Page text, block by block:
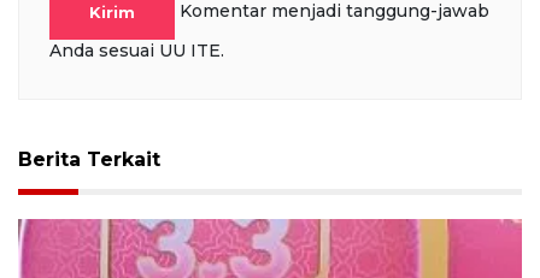
Kirim
Komentar menjadi tanggung-jawab
Anda sesuai UU ITE.
Berita Terkait